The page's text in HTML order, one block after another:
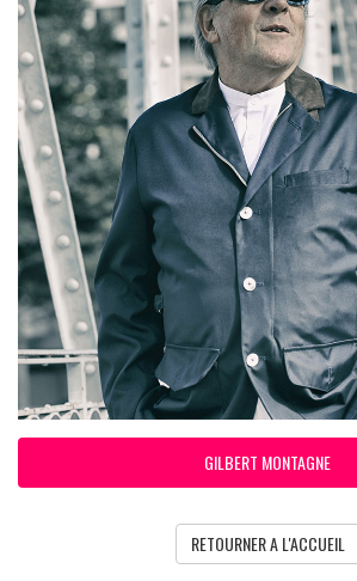
GILBERT MONTAGNE
RETOURNER A L'ACCUEIL